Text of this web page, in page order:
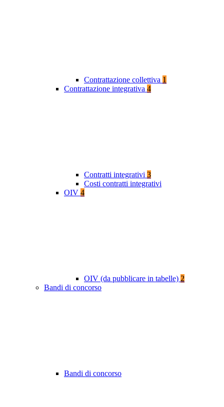
Contrattazione collettiva 1
Contrattazione integrativa 4
Contratti integrativi 3
Costi contratti integrativi
OIV 4
OIV (da pubblicare in tabelle) 2
Bandi di concorso
Bandi di concorso